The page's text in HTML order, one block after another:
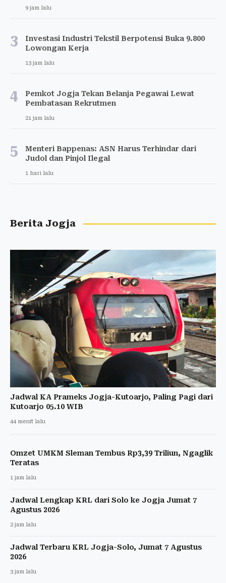
9 jam lalu
3
Investasi Industri Tekstil Berpotensi Buka 9.800
Lowongan Kerja
13 jam lalu
4
Pemkot Jogja Tekan Belanja Pegawai Lewat
Pembatasan Rekrutmen
21 jam lalu
5
Menteri Bappenas: ASN Harus Terhindar dari
Judol dan Pinjol Ilegal
1 hari lalu
Berita Jogja
Jadwal KA Prameks Jogja-Kutoarjo, Paling Pagi dari
Kutoarjo 05.10 WIB
44 menit lalu
Omzet UMKM Sleman Tembus Rp3,39 Triliun, Ngaglik
Teratas
1 jam lalu
Jadwal Lengkap KRL dari Solo ke Jogja Jumat 7
Agustus 2026
2 jam lalu
Jadwal Terbaru KRL Jogja-Solo, Jumat 7 Agustus
2026
3 jam lalu